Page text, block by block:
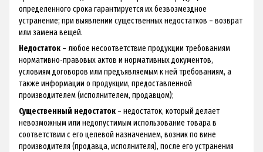
определенного срока гарантируется их безвозмездное
устранение; при выявлении существенных недостатков – возврат
или замена вещей.
Недостаток – любое несоответствие продукции требованиям
нормативно-правовых актов и нормативных документов,
условиям договоров или предъявляемым к ней требованиям, а
также информации о продукции, предоставленной
производителем (исполнителем, продавцом);
Существенный недостаток – недостаток, который делает
невозможным или недопустимым использование товара в
соответствии с его целевой назначением, возник по вине
производителя (продавца, исполнителя), после его устранения